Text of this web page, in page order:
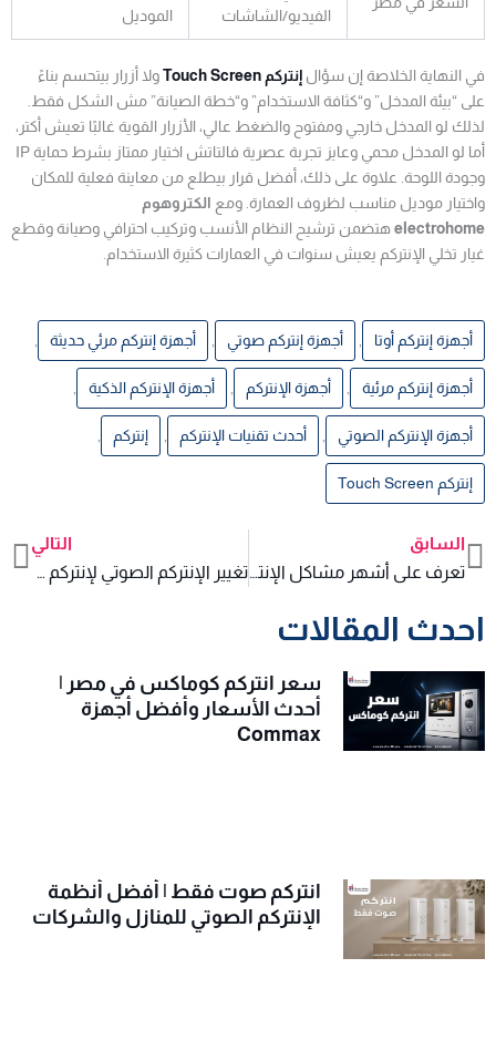
الفيديو/الشاشات الموديل
في النهاية الخلاصة إن سؤال إنتركم Touch Screen
ولا أزرار بيتحسم بناءً
على “بيئة المدخل” و“كثافة الاستخدام” و“خطة الصيانة” مش الشكل فقط.
لذلك لو المدخل خارجي ومفتوح والضغط عالي، الأزرار القوية غالبًا تعيش أكتر،
أما لو المدخل محمي وعايز تجربة عصرية فالتاتش اختيار ممتاز بشرط حماية IP
وجودة اللوحة. علاوة على ذلك، أفضل قرار بيطلع من معاينة فعلية للمكان
واختيار موديل مناسب لظروف العمارة. ومع الكتروهوم
electrohome هتضمن ترشيح النظام الأنسب وتركيب احترافي وصيانة وقطع
غيار تخلي الإنتركم يعيش سنوات في العمارات كثيرة الاستخدام.
أجهزة إنتركم أوتا أجهزة إنتركم صوتي أجهزة إنتركم مرئي حديثة
أجهزة إنتركم مرئية أجهزة الإنتركم أجهزة الإنتركم الذكية
أجهزة الإنتركم الصوتي أحدث تقنيات الإنتركم إنتركم
إنتركم Touch Screen
Prev
السابق
تعرف على أشهر مشاكل الإنتركم وأفضل شركة صيانة
التالي
تغيير الإنتركم الصوتي لإنتركم مرئي
احدث المقالات
سعر انتركم كوماكس في مصر |
أحدث الأسعار وأفضل أجهزة
Commax
انتركم صوت فقط | أفضل أنظمة
الإنتركم الصوتي للمنازل والشركات